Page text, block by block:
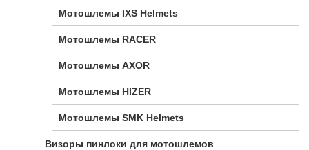
Мотошлемы IXS Helmets
Мотошлемы RACER
Мотошлемы AXOR
Мотошлемы HIZER
Мотошлемы SMK Helmets
Визоры пинлоки для мотошлемов